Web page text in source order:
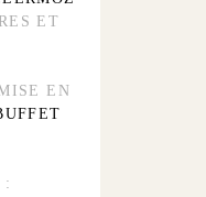
ET
EN
: